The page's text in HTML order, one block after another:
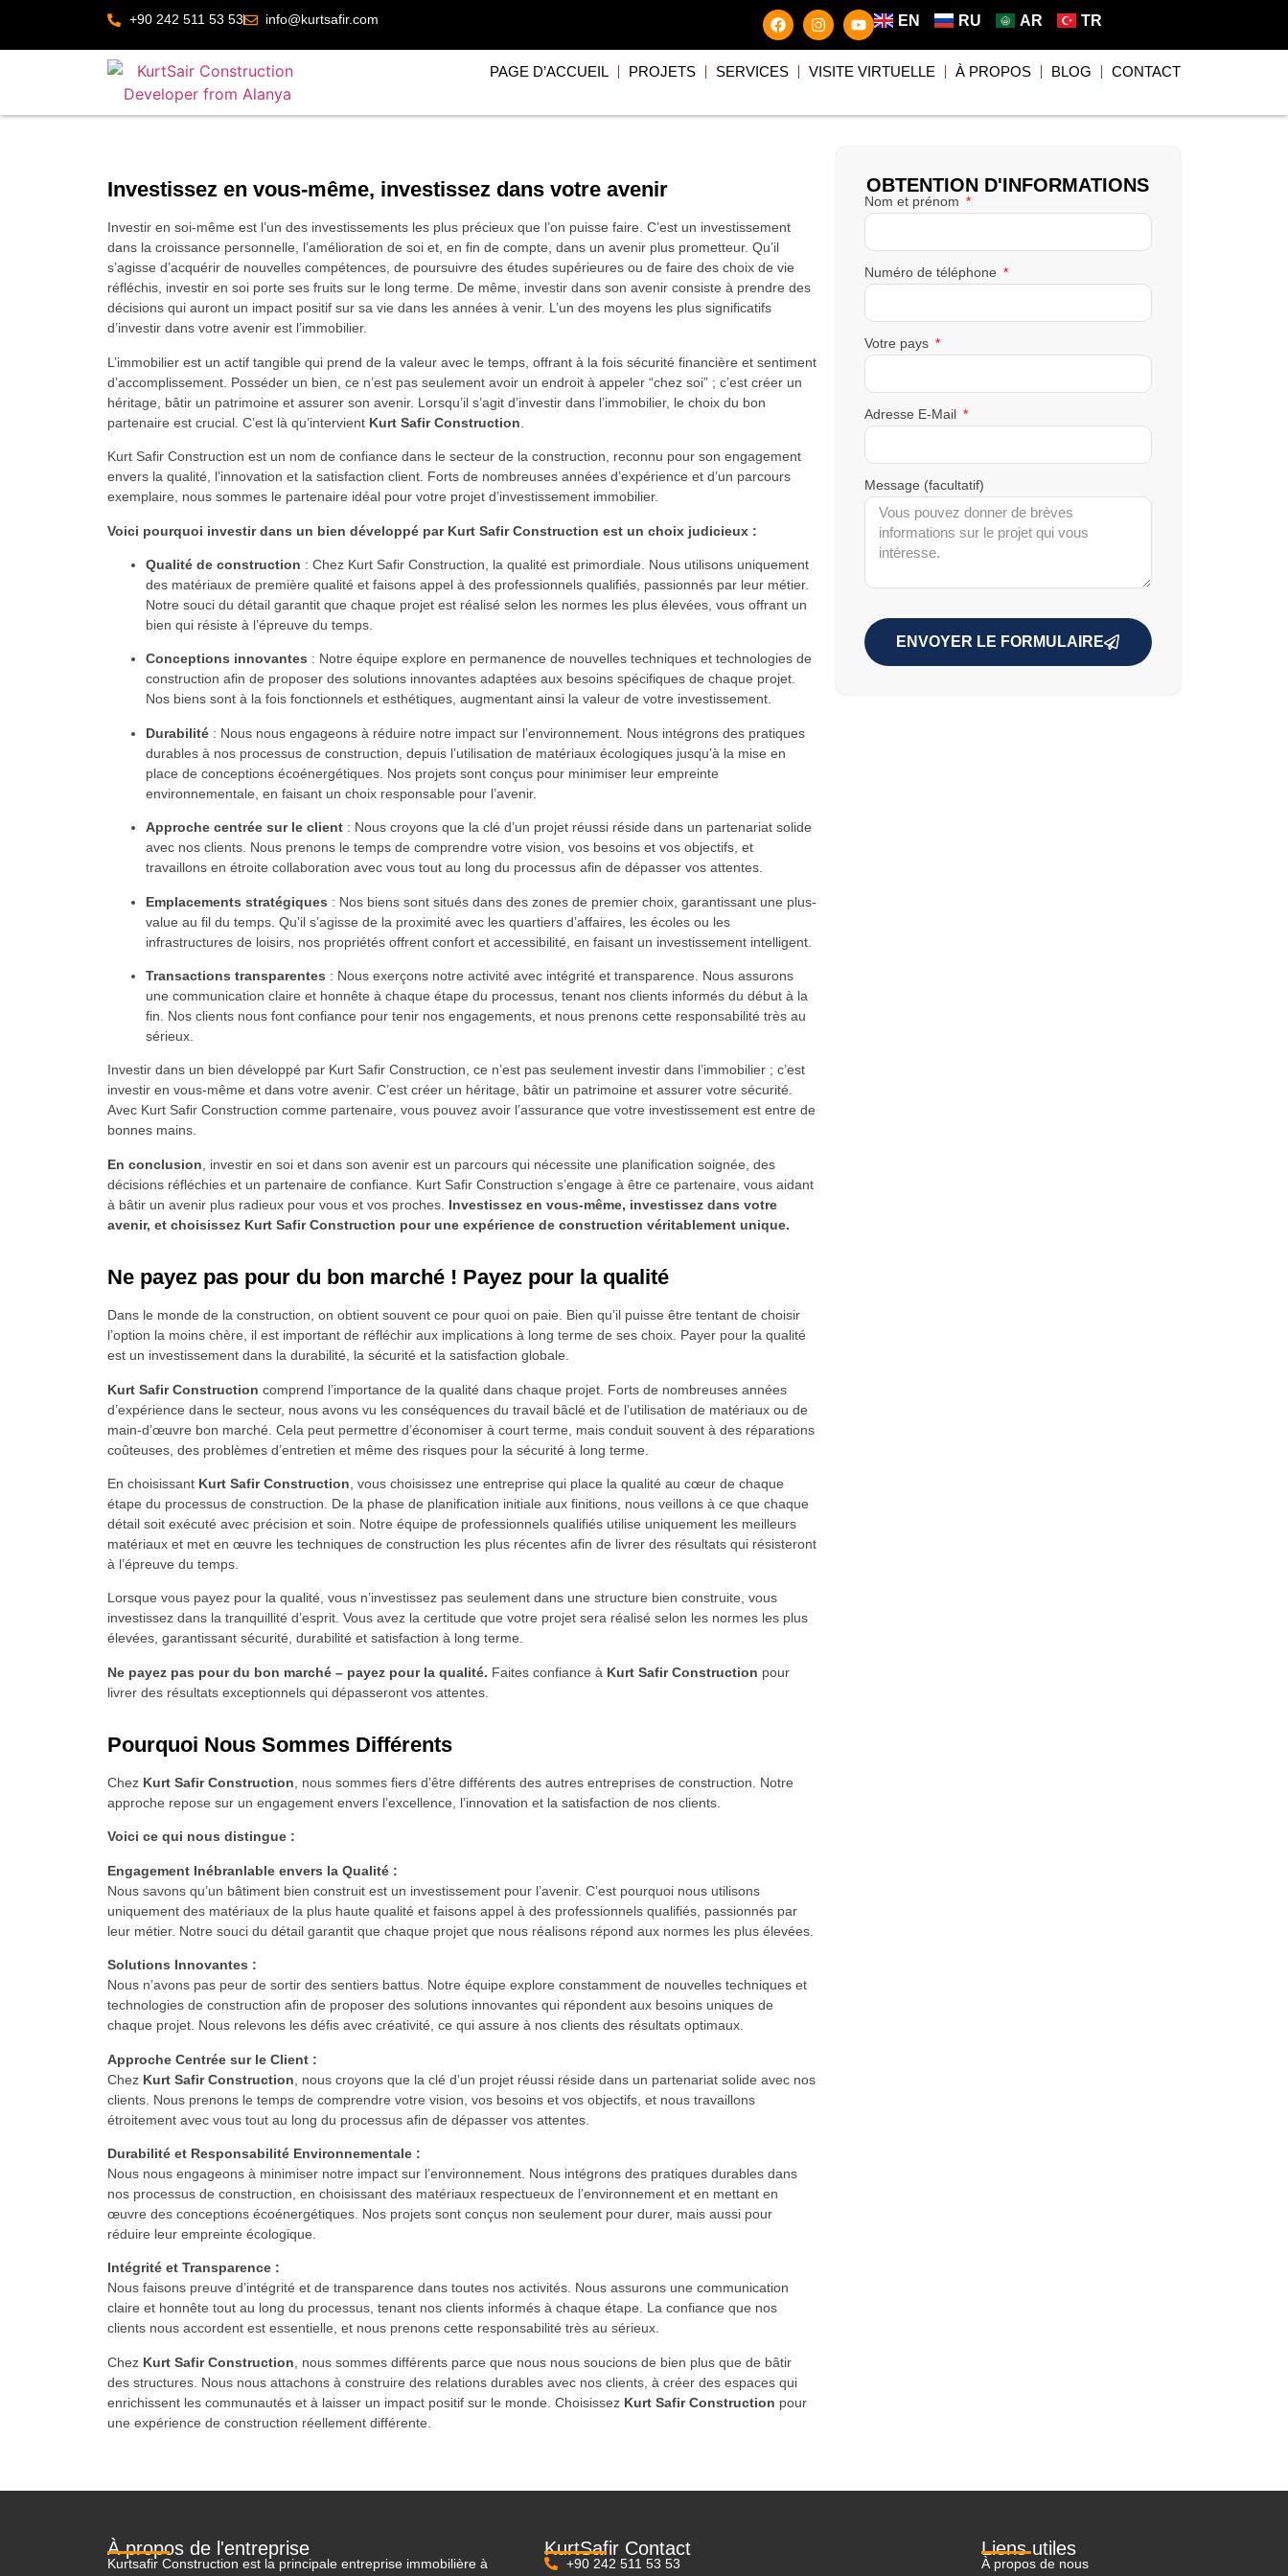
+90 242 511 53 53 info@kurtsafir.com EN RU AR TR
PAGE D’ACCUEIL PROJETS SERVICES VISITE VIRTUELLE À PROPOS BLOG CONTACT
Investissez en vous-même, investissez dans votre avenir
Investir en soi-même est l’un des investissements les plus précieux que l’on puisse faire. C’est un investissement
dans la croissance personnelle, l’amélioration de soi et, en fin de compte, dans un avenir plus prometteur. Qu’il
s’agisse d’acquérir de nouvelles compétences, de poursuivre des études supérieures ou de faire des choix de vie
réfléchis, investir en soi porte ses fruits sur le long terme. De même, investir dans son avenir consiste à prendre des
décisions qui auront un impact positif sur sa vie dans les années à venir. L’un des moyens les plus significatifs
d’investir dans votre avenir est l’immobilier.
L’immobilier est un actif tangible qui prend de la valeur avec le temps, offrant à la fois sécurité financière et sentiment
d’accomplissement. Posséder un bien, ce n’est pas seulement avoir un endroit à appeler “chez soi” ; c’est créer un
héritage, bâtir un patrimoine et assurer son avenir. Lorsqu’il s’agit d’investir dans l’immobilier, le choix du bon
partenaire est crucial. C’est là qu’intervient Kurt Safir Construction
Kurt Safir Construction est un nom de confiance dans le secteur de la construction, reconnu pour son engagement
envers la qualité, l’innovation et la satisfaction client. Forts de nombreuses années d’expérience et d’un parcours
exemplaire, nous sommes le partenaire idéal pour votre projet d’investissement immobilier.
Voici pourquoi investir dans un bien développé par Kurt Safir Construction est un choix judicieux :
Qualité de construction : Chez Kurt Safir Construction, la qualité est primordiale. Nous utilisons uniquement
des matériaux de première qualité et faisons appel à des professionnels qualifiés, passionnés par leur métier.
Notre souci du détail garantit que chaque projet est réalisé selon les normes les plus élevées, vous offrant un
bien qui résiste à l’épreuve du temps.
Conceptions innovantes : Notre équipe explore en permanence de nouvelles techniques et technologies de
construction afin de proposer des solutions innovantes adaptées aux besoins spécifiques de chaque projet.
Nos biens sont à la fois fonctionnels et esthétiques, augmentant ainsi la valeur de votre investissement.
Durabilité : Nous nous engageons à réduire notre impact sur l’environnement. Nous intégrons des pratiques
durables à nos processus de construction, depuis l’utilisation de matériaux écologiques jusqu’à la mise en
place de conceptions écoénergétiques. Nos projets sont conçus pour minimiser leur empreinte
environnementale, en faisant un choix responsable pour l’avenir.
Approche centrée sur le client : Nous croyons que la clé d’un projet réussi réside dans un partenariat solide
avec nos clients. Nous prenons le temps de comprendre votre vision, vos besoins et vos objectifs, et
travaillons en étroite collaboration avec vous tout au long du processus afin de dépasser vos attentes.
Emplacements stratégiques : Nos biens sont situés dans des zones de premier choix, garantissant une plus-
value au fil du temps. Qu’il s’agisse de la proximité avec les quartiers d’affaires, les écoles ou les
infrastructures de loisirs, nos propriétés offrent confort et accessibilité, en faisant un investissement intelligent.
Transactions transparentes : Nous exerçons notre activité avec intégrité et transparence. Nous assurons
une communication claire et honnête à chaque étape du processus, tenant nos clients informés du début à la
fin. Nos clients nous font confiance pour tenir nos engagements, et nous prenons cette responsabilité très au
sérieux.
Investir dans un bien développé par Kurt Safir Construction, ce n’est pas seulement investir dans l’immobilier ; c’est
investir en vous-même et dans votre avenir. C’est créer un héritage, bâtir un patrimoine et assurer votre sécurité.
Avec Kurt Safir Construction comme partenaire, vous pouvez avoir l’assurance que votre investissement est entre de
bonnes mains.
En conclusion , investir en soi et dans son avenir est un parcours qui nécessite une planification soignée, des
décisions réfléchies et un partenaire de confiance. Kurt Safir Construction s’engage à être ce partenaire, vous aidant
à bâtir un avenir plus radieux pour vous et vos proches. Investissez en vous-même, investissez dans votre
avenir, et choisissez Kurt Safir Construction pour une expérience de construction véritablement unique.
Ne payez pas pour du bon marché ! Payez pour la qualité
Dans le monde de la construction, on obtient souvent ce pour quoi on paie. Bien qu’il puisse être tentant de choisir
l’option la moins chère, il est important de réfléchir aux implications à long terme de ses choix. Payer pour la qualité
est un investissement dans la durabilité, la sécurité et la satisfaction globale.
Kurt Safir Construction comprend l’importance de la qualité dans chaque projet. Forts de nombreuses années
d’expérience dans le secteur, nous avons vu les conséquences du travail bâclé et de l’utilisation de matériaux ou de
main-d’œuvre bon marché. Cela peut permettre d’économiser à court terme, mais conduit souvent à des réparations
coûteuses, des problèmes d’entretien et même des risques pour la sécurité à long terme.
En choisissant Kurt Safir Construction , vous choisissez une entreprise qui place la qualité au cœur de chaque
étape du processus de construction. De la phase de planification initiale aux finitions, nous veillons à ce que chaque
détail soit exécuté avec précision et soin. Notre équipe de professionnels qualifiés utilise uniquement les meilleurs
matériaux et met en œuvre les techniques de construction les plus récentes afin de livrer des résultats qui résisteront
à l’épreuve du temps.
Lorsque vous payez pour la qualité, vous n’investissez pas seulement dans une structure bien construite, vous
investissez dans la tranquillité d’esprit. Vous avez la certitude que votre projet sera réalisé selon les normes les plus
élevées, garantissant sécurité, durabilité et satisfaction à long terme.
Ne payez pas pour du bon marché – payez pour la qualité. Faites confiance à Kurt Safir Construction pour
livrer des résultats exceptionnels qui dépasseront vos attentes.
Pourquoi Nous Sommes Différents
Chez Kurt Safir Construction , nous sommes fiers d’être différents des autres entreprises de construction. Notre
approche repose sur un engagement envers l’excellence, l’innovation et la satisfaction de nos clients.
Voici ce qui nous distingue :
Engagement Inébranlable envers la Qualité :
Nous savons qu’un bâtiment bien construit est un investissement pour l’avenir. C’est pourquoi nous utilisons
uniquement des matériaux de la plus haute qualité et faisons appel à des professionnels qualifiés, passionnés par
leur métier. Notre souci du détail garantit que chaque projet que nous réalisons répond aux normes les plus élevées.
Solutions Innovantes :
Nous n’avons pas peur de sortir des sentiers battus. Notre équipe explore constamment de nouvelles techniques et
technologies de construction afin de proposer des solutions innovantes qui répondent aux besoins uniques de
chaque projet. Nous relevons les défis avec créativité, ce qui assure à nos clients des résultats optimaux.
Approche Centrée sur le Client :
Chez Kurt Safir Construction , nous croyons que la clé d’un projet réussi réside dans un partenariat solide avec nos
clients. Nous prenons le temps de comprendre votre vision, vos besoins et vos objectifs, et nous travaillons
étroitement avec vous tout au long du processus afin de dépasser vos attentes.
Durabilité et Responsabilité Environnementale :
Nous nous engageons à minimiser notre impact sur l’environnement. Nous intégrons des pratiques durables dans
nos processus de construction, en choisissant des matériaux respectueux de l’environnement et en mettant en
œuvre des conceptions écoénergétiques. Nos projets sont conçus non seulement pour durer, mais aussi pour
réduire leur empreinte écologique.
Intégrité et Transparence :
Nous faisons preuve d’intégrité et de transparence dans toutes nos activités. Nous assurons une communication
claire et honnête tout au long du processus, tenant nos clients informés à chaque étape. La confiance que nos
clients nous accordent est essentielle, et nous prenons cette responsabilité très au sérieux.
Chez Kurt Safir Construction , nous sommes différents parce que nous nous soucions de bien plus que de bâtir
des structures. Nous nous attachons à construire des relations durables avec nos clients, à créer des espaces qui
enrichissent les communautés et à laisser un impact positif sur le monde. Choisissez Kurt Safir Construction pour
une expérience de construction réellement différente.
OBTENTION D'INFORMATIONS
Nom et prénom
Numéro de téléphone
Votre pays
Adresse E-Mail
Message (facultatif)
ENVOYER LE FORMULAIRE
À propos de l'entreprise
Kurtsafir Construction est la principale entreprise immobilière à
KurtSafir Contact
+90 242 511 53 53
Liens utiles
À propos de nous